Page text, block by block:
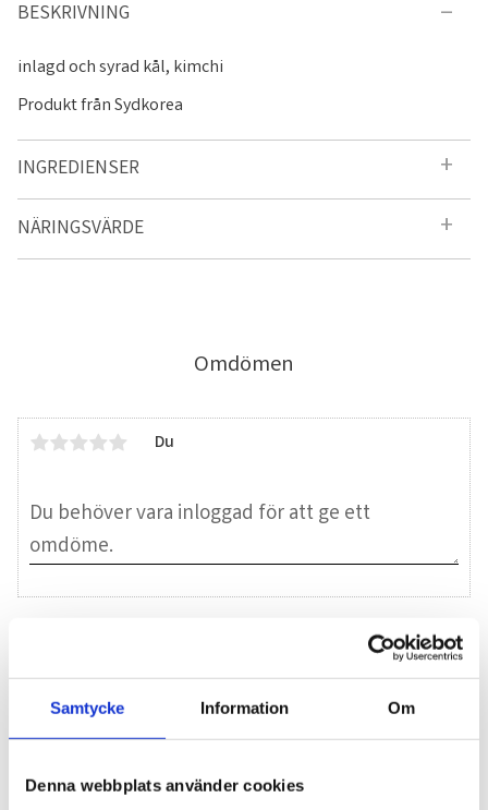
Samtycke Information Om
Denna webbplats använder cookies
BESKRIVNING
inlagd och syrad kål, kimchi
Produkt från Sydkorea
INGREDIENSER
NÄRINGSVÄRDE
Omdömen
Du
Blogg